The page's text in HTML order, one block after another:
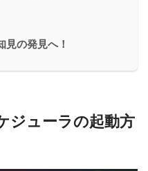
見の発見へ！
ジューラの起動方